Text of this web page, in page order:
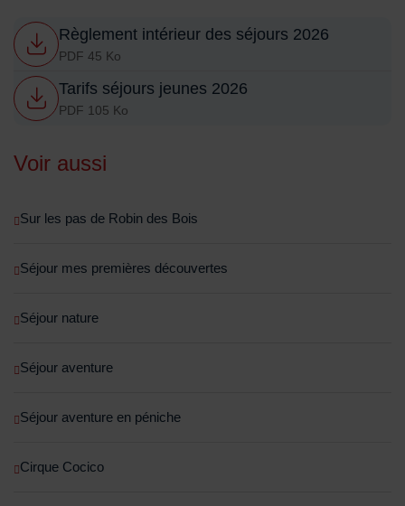
Règlement intérieur des séjours 2026
PDF 45 Ko
Tarifs séjours jeunes 2026
PDF 105 Ko
Voir aussi
Sur les pas de Robin des Bois
Séjour mes premières découvertes
Séjour nature
Séjour aventure
Séjour aventure en péniche
Cirque Cocico